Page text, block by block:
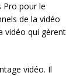
Pro pour le
de la vidéo
vidéo qui gèrent
vidéo. Il